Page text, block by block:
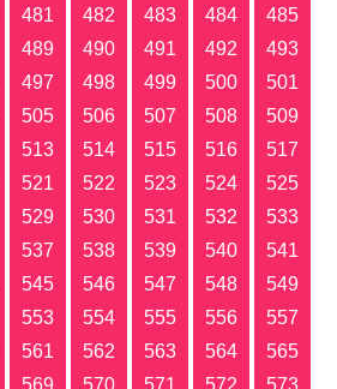
481 482 483 484
485
489 490 491 492
493
497 498 499 500
501
505 506 507 508
509
513 514 515 516
517
521 522 523 524
525
529 530 531 532
533
537 538 539 540
541
545 546 547 548
549
553 554 555 556
557
561 562 563 564
565
569 570 571 572 573